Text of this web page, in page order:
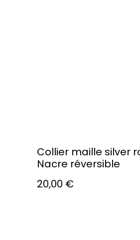
Collier maille silver
Nacre réversible
20,00 €